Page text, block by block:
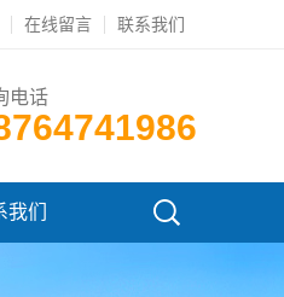
在线留言 联系我们
电话
我们